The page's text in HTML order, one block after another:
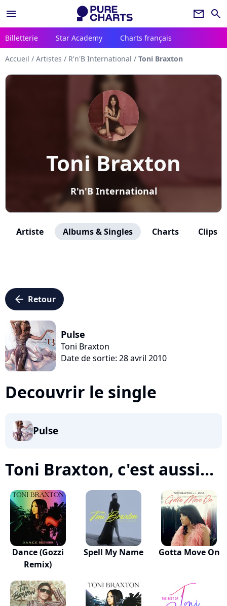
menu newsletter search
Billetterie Star Academy Charts français
Accueil / Artistes / R'n'B International / Toni Braxton
Toni Braxton
R'n'B International
Artiste Albums & Singles Charts Clips
arrow_left Retour
Pulse
Toni Braxton
Date de sortie: 28 avril 2010
Decouvrir le single
Pulse
Toni Braxton, c'est aussi...
Dance (Gozzi
Remix)
Spell My Name Gotta Move On